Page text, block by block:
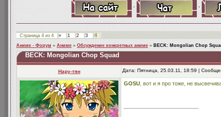
· ·
Страница 4 из 4 « 1 2 3 4
Аниме - Форум » Аниме » Обсуждение конкретных аниме » BECK: Mongolian Chop
BECK: Mongolian Chop Squad
Нару-тян Дата: Пятница, 25.03.11, 18:59 |
GOSU , вот и я про тоже, не